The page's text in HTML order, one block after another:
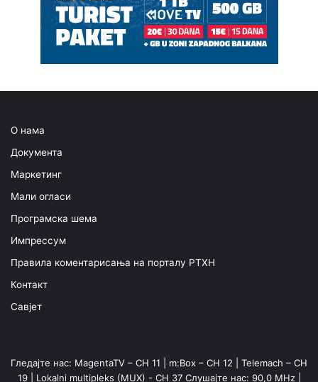
О нама
Документа
Маркетинг
Мали огласи
Програмска шема
Импрессум
Правила коментарисања на порталу РТХН
Контакт
Савјет
Гледајте нас: MagentaTV – CH 11 | m:Box – CH 12 | Telemach – CH
19 | Lokalni multipleks (MUX) - CH 37 Слушајте нас: 90,0 MHz |